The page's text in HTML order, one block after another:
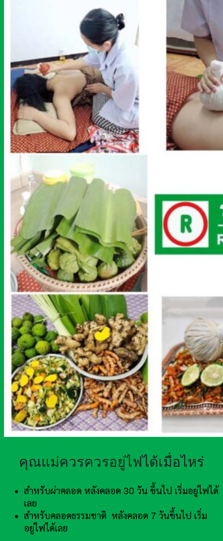
คุณแม่ควรควรอยู่ไฟได้เมื่อไหร่
สำหรับผ่าคลอด หลังคลอด 30 วัน ขึ้นไป เริ่มอยู่ไฟได้
เลย
สำหรับคลอดธรรมชาติ หลังคลอด 7 วันขึ้นไป เริ่ม
อยู่ไฟได้เลย